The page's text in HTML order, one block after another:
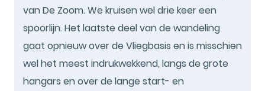
van De Zoom. We kruisen wel drie keer een
spoorlijn. Het laatste deel van de wandeling
gaat opnieuw over de Vliegbasis en is misschien
wel het meest indrukwekkend, langs de grote
hangars en over de lange start- en